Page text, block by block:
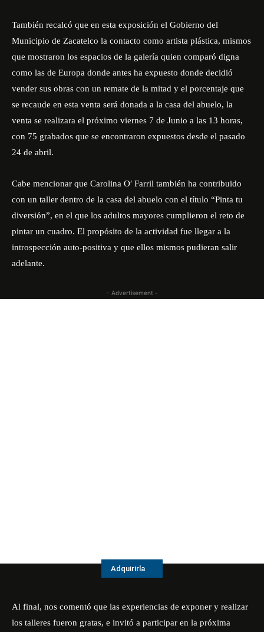
También recalcó que en esta exposición el Gobierno del
Municipio de Zacatelco la contacto como artista plástica, mismos
que mostraron los espacios de la galería quien comparó digna
como las de Europa donde antes ha expuesto donde decidió
vender sus obras con un remate de la mitad y el porcentaje que
se recaude en esta venta será donada a la casa del abuelo, la
venta se realizara el próximo viernes 7 de Junio a las 13 horas,
con 75 grabados que se encontraron expuestos desde el pasado
24 de abril.
Cabe mencionar que Carolina O′ Farril también ha contribuido
con un taller dentro de la casa del abuelo con el título “Pinta tu
diversión”, en el que los adultos mayores cumplieron el reto de
pintar un cuadro. El propósito de la actividad fue llegar a la
introspección auto-positiva y que ellos mismos pudieran salir
adelante.
- Advertisement -
Adquirirla
Al final, nos comentó que las experiencias de exponer y realizar
los talleres fueron gratas, e invitó a participar en la próxima